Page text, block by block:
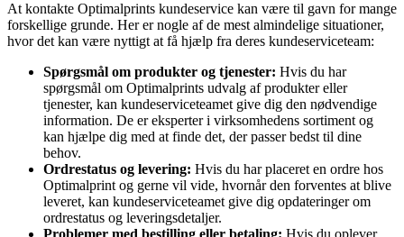
At kontakte Optimalprints kundeservice kan være til gavn for mange
forskellige grunde. Her er nogle af de mest almindelige situationer,
hvor det kan være nyttigt at få hjælp fra deres kundeserviceteam:
Spørgsmål om produkter og tjenester: Hvis du har
spørgsmål om Optimalprints udvalg af produkter eller
tjenester, kan kundeserviceteamet give dig den nødvendige
information. De er eksperter i virksomhedens sortiment og
kan hjælpe dig med at finde det, der passer bedst til dine
behov.
Ordrestatus og levering: Hvis du har placeret en ordre hos
Optimalprint og gerne vil vide, hvornår den forventes at blive
leveret, kan kundeserviceteamet give dig opdateringer om
ordrestatus og leveringsdetaljer.